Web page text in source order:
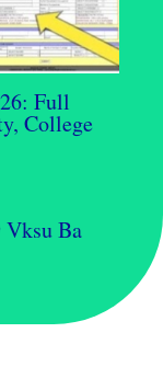
Full
College
Vksu Ba